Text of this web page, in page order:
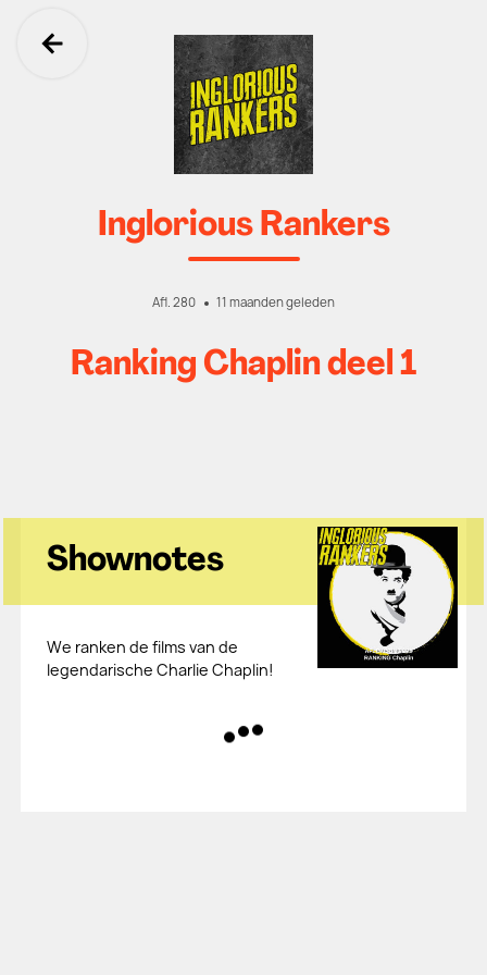
Ga terug
Inglorious Rankers
Afl. 280 11 maanden geleden
Ranking Chaplin deel 1
Shownotes
We ranken de films van de
legendarische Charlie Chaplin!